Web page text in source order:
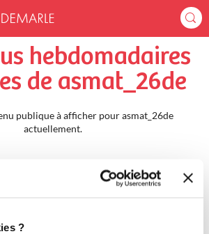
?
Menus Hebdomadaires
hebdomadaires
de asmat_26de
publique à afficher pour asmat_26de
actuellement.